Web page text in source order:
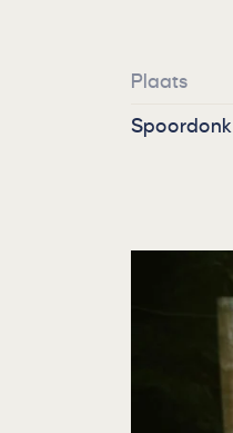
Plaats
Spoordonk